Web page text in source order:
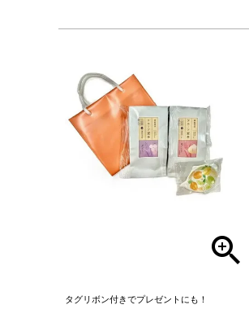
タグリボン付きでプレゼントにも！